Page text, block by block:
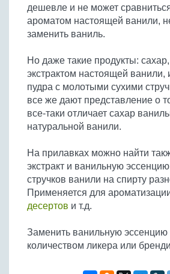
дешевле и не может
ароматом настоящей ванили,
заменить ваниль.
Но даже такие продукты:
экстрактом настоящей ванили,
пудра с молотыми сухими
все же дают представление о
все-таки отличает сахар
натуральной ванили.
На прилавках можно найти
экстракт и ванильную
стручков ванили на спирту
Применяется для
десертов и т.д.
Заменить ванильную
количеством ликера или